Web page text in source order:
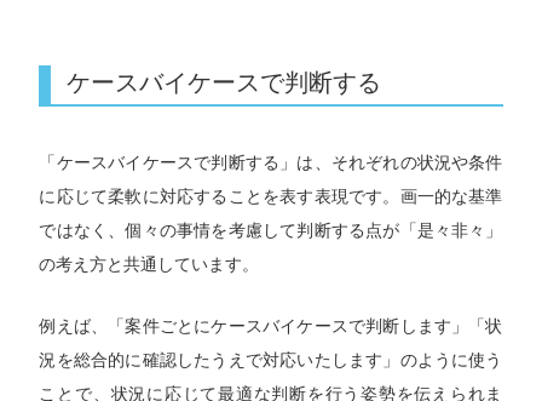
ケースバイケースで判断する
「ケースバイケースで判断する」は、それぞれの状況や条件
に応じて柔軟に対応することを表す表現です。画一的な基準
ではなく、個々の事情を考慮して判断する点が「是々非々」
の考え方と共通しています。
例えば、「案件ごとにケースバイケースで判断します」「状
況を総合的に確認したうえで対応いたします」のように使う
ことで、状況に応じて最適な判断を行う姿勢を伝えられま